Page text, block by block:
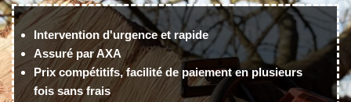
Intervention d'urgence et rapide
Assuré par AXA
Prix compétitifs, facilité de paiement en plusieurs
fois sans frais